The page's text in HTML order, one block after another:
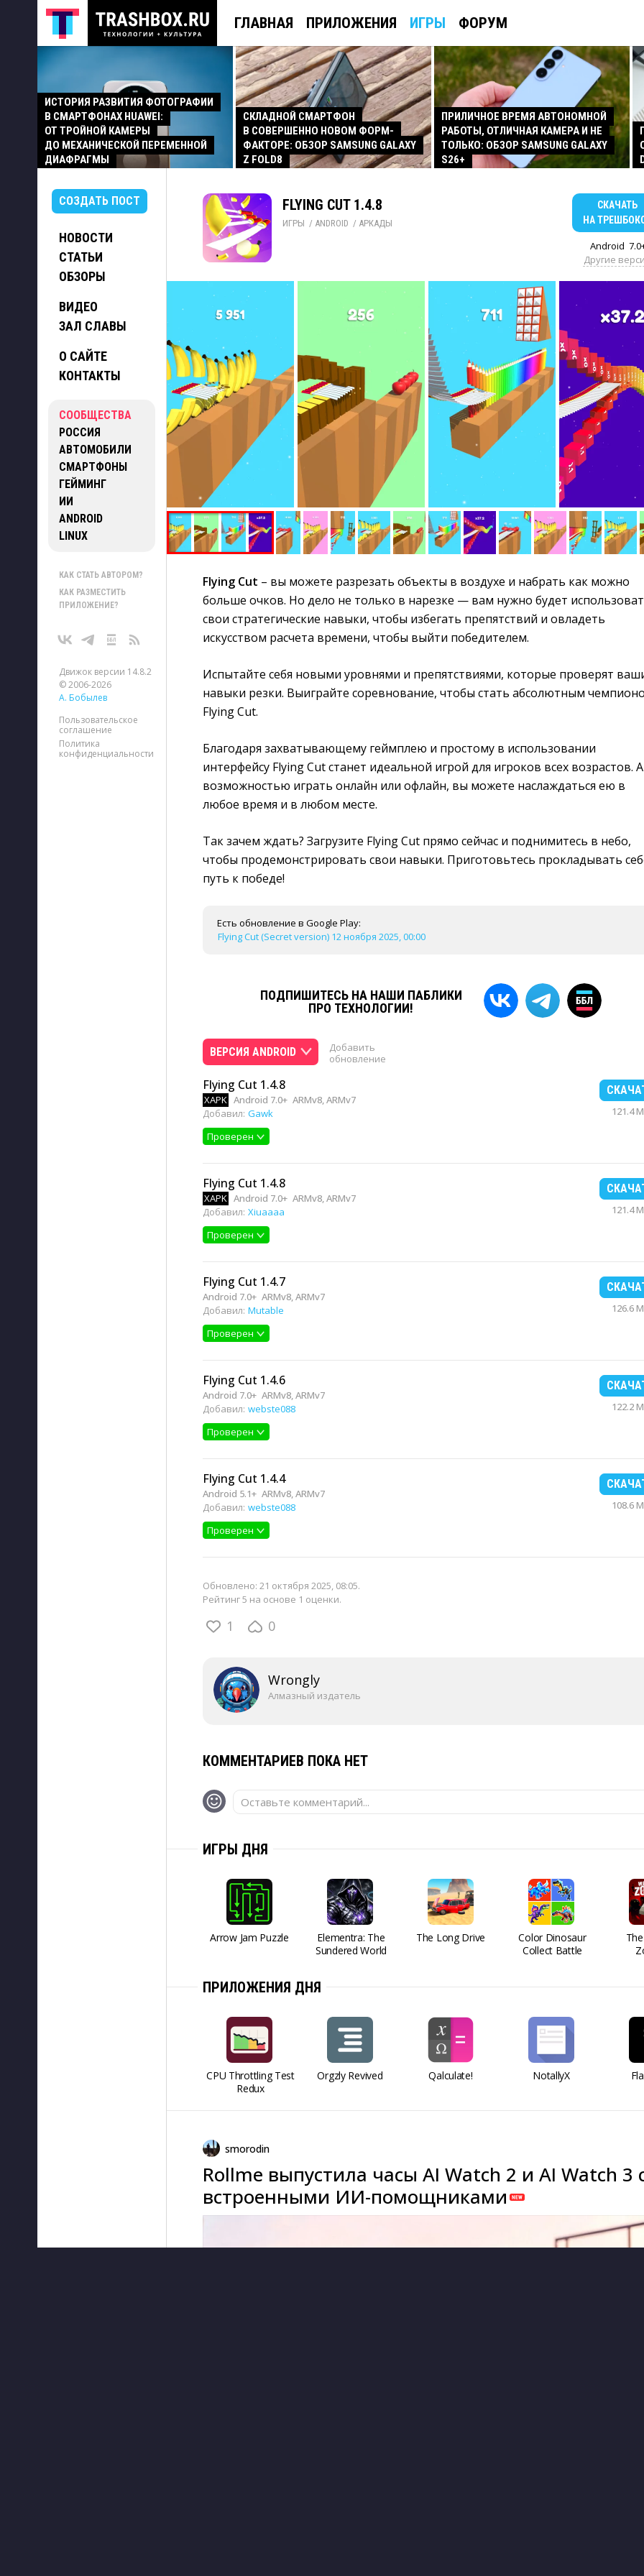
ГЛАВНАЯ ПРИЛОЖЕНИЯ ИГРЫ ФОРУМ
ИСТОРИЯ РАЗВИТИЯ ФОТОГРАФИИ
В СМАРТФОНАХ HUAWEI:
ОТ ТРОЙНОЙ КАМЕРЫ
ДО МЕХАНИЧЕСКОЙ ПЕРЕМЕННОЙ
ДИАФРАГМЫ
СКЛАДНОЙ СМАРТФОН
В СОВЕРШЕННО НОВОМ ФОРМ-
ФАКТОРЕ: ОБЗОР SAMSUNG GALAXY
Z FOLD8
ПРИЛИЧНОЕ ВРЕМЯ АВТОНОМНОЙ
РАБОТЫ, ОТЛИЧНАЯ КАМЕРА И НЕ
ТОЛЬКО: ОБЗОР SAMSUNG GALAXY
S26+
СОЗДАТЬ ПОСТ
НОВОСТИ
СТАТЬИ
ОБЗОРЫ
ВИДЕО
ЗАЛ СЛАВЫ
О САЙТЕ
КОНТАКТЫ
СООБЩЕСТВА
РОССИЯ
АВТОМОБИЛИ
СМАРТФОНЫ
ГЕЙМИНГ
ИИ
ANDROID
LINUX
КАК СТАТЬ АВТОРОМ?
КАК РАЗМЕСТИТЬ
ПРИЛОЖЕНИЕ?
Движок версии 14.8.2
© 2006-2026
А. Бобылев
Пользовательское
соглашение
Политика
конфиденциальности
FLYING CUT 1.4.8
ИГРЫ / ANDROID / АРКАДЫ
СКАЧАТЬ
НА
Android
Другие
Flying Cut – вы можете разрезать объекты в воздухе и набрать как можно
больше очков. Но дело не только в нарезке — вам нужно будет
свои стратегические навыки, чтобы избегать препятствий и овладеть
искусством расчета времени, чтобы выйти победителем.
Испытайте себя новыми уровнями и препятствиями, которые проверят
навыки резки. Выиграйте соревнование, чтобы стать абсолютным
Flying Cut.
Благодаря захватывающему геймплею и простому в использовании
интерфейсу Flying Cut станет идеальной игрой для игроков всех возрастов.
возможностью играть онлайн или офлайн, вы можете наслаждаться ею в
любое время и в любом месте.
Так зачем ждать? Загрузите Flying Cut прямо сейчас и поднимитесь в небо,
чтобы продемонстрировать свои навыки. Приготовьтесь прокладывать
путь к победе!
Есть обновление в Google Play:
Flying Cut (Secret version) 12 ноября 2025, 00:00
ПОДПИШИТЕСЬ НА НАШИ ПАБЛИКИ
ПРО ТЕХНОЛОГИИ!
ВЕРСИЯ ANDROID
Добавить
обновление
Flying Cut 1.4.8
XAPK Android 7.0+ ARMv8, ARMv7
Добавил: Gawk
Проверен
121.4
Flying Cut 1.4.8
XAPK Android 7.0+ ARMv8, ARMv7
Добавил: Xiuaaaa
Проверен
121.4
Flying Cut 1.4.7
Android 7.0+ ARMv8, ARMv7
Добавил: Mutable
Проверен
126.6
Flying Cut 1.4.6
Android 7.0+ ARMv8, ARMv7
Добавил: webste088
Проверен
122.2
Flying Cut 1.4.4
Android 5.1+ ARMv8, ARMv7
Добавил: webste088
Проверен
108.6
Обновлено: 21 октября 2025, 08:05.
Рейтинг 5 на основе 1 оценки.
1 0
Wrongly
Алмазный издатель
КОММЕНТАРИЕВ ПОКА НЕТ
Оставьте комментарий...
ИГРЫ ДНЯ
Arrow Jam Puzzle
Elementra: The
Sundered World
The Long Drive
Color Dinosaur
Collect Battle
ПРИЛОЖЕНИЯ ДНЯ
CPU Throttling Test
Redux
Orgzly Revived Qalculate! NotallyX
smorodin
Rollme выпустила часы AI Watch 2 и AI Watch 3
встроенными ИИ-помощниками